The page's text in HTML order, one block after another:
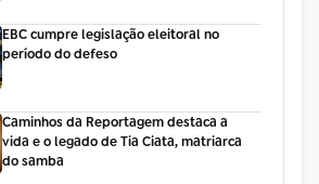
EBC cumpre legislação eleitoral no
período do defeso
Caminhos da Reportagem destaca a
vida e o legado de Tia Ciata, matriarca
do samba